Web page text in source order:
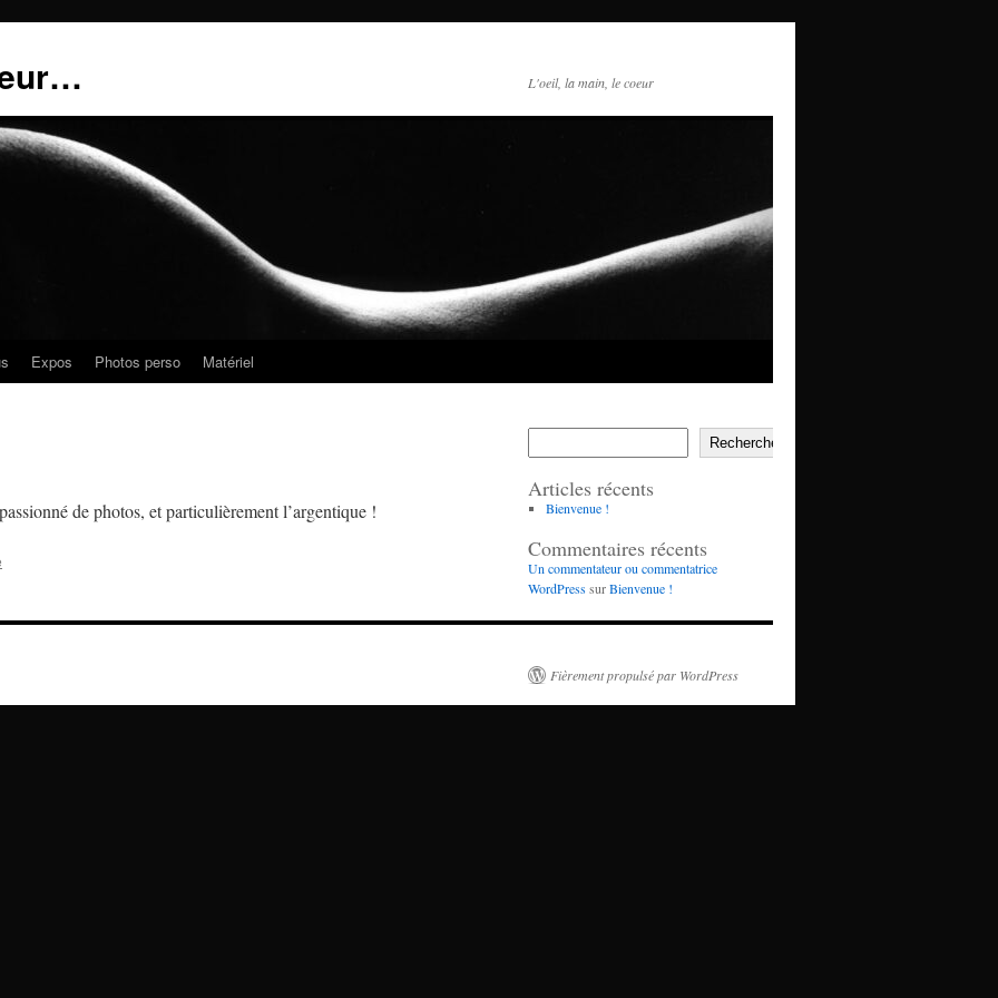
L'oeil, la main, le coeur
Expos Photos perso Matériel
de photos, et particulièrement l’argentique !
Rechercher
Articles récents
Bienvenue !
Commentaires récents
Un commentateur ou commentatrice
WordPresssurBienvenue !
Fièrement propulsé par WordPress